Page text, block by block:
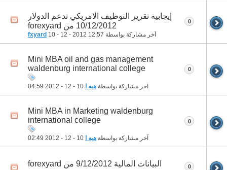
إيجابية تقرير التوظيف الامريكي تدعم الدولار
10/12/2012 من forexyard
آخر مشاركة بواسطة fxyard 10 - 12 - 2012 12:57
0
Mini MBA oil and gas management
waldenburg international college
آخر مشاركة بواسطة هبه ا 04:59
0
Mini MBA in Marketing waldenburg
international college
آخر مشاركة بواسطة هبه ا 02:49
0
البيانات المالية 9/12/2012 من forexyard 0